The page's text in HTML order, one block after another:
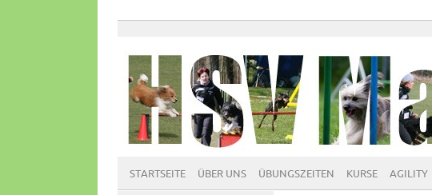
STARTSEITE ÜBER UNS ÜBUNGSZEITEN KURSE AGILITY